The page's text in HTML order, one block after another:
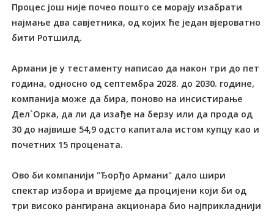
Процес још није почео пошто се морају изабрати
најмање два савјетника, од којих ће један вјероватно
бити Ротшилд.
Армани је у тестаменту написао да након три до пет
година, односно од септембра 2028. до 2030. године,
компанија може да бира, поново на инсистирање
Дел`Орка, да ли да изађе на берзу или да прода од
30 до највише 54,9 одсто капитала истом купцу као и
почетних 15 процената.
Ово би компанији "Ђорђо Армани" дало шири
спектар избора и вријеме да процијени који би од
три високо рангирана акционара био најприкладнији